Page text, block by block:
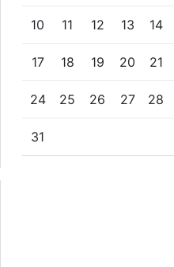
10 11 12 13 14
17 18 19 20 21
24 25 26 27 28
31